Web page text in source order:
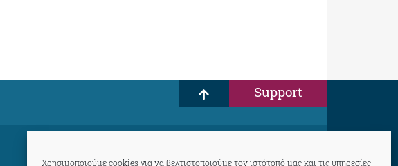
Χρησιμοποιούμε cookies για να βελτιστοποιούμε τον ιστότοπό μας και τις υπηρεσίες
Support